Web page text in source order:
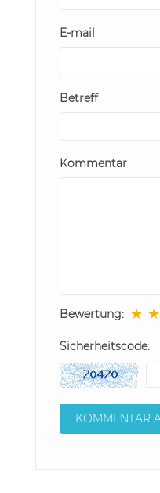
E-mail
Betreff
Kommentar
Bewertung: ★ ★
Sicherheitscode: